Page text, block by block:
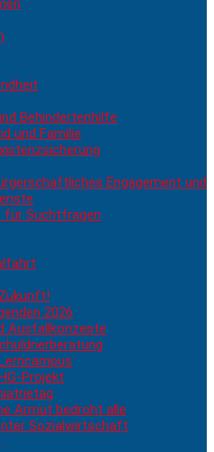
Behindertenhilfe
und Familie
Engagement und
für Suchtfragen
2026
Ausfallkonzepte
Projekt
Armut bedroht alle
Sozialwirtschaft